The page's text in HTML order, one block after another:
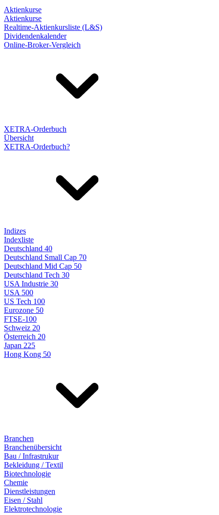
Aktienkurse
Aktienkurse
Realtime-Aktienkursliste (L&S)
Dividendenkalender
Online-Broker-Vergleich
XETRA-Orderbuch
Übersicht
XETRA-Orderbuch?
Indizes
Indexliste
Deutschland 40
Deutschland Small Cap 70
Deutschland Mid Cap 50
Deutschland Tech 30
USA Industrie 30
USA 500
US Tech 100
Eurozone 50
FTSE-100
Schweiz 20
Österreich 20
Japan 225
Hong Kong 50
Branchen
Branchenübersicht
Bau / Infrastrukur
Bekleidung / Textil
Biotechnologie
Chemie
Dienstleistungen
Eisen / Stahl
Elektrotechnologie